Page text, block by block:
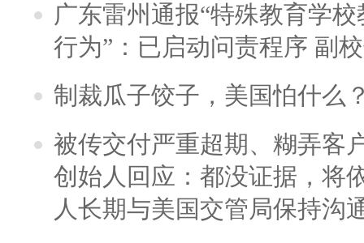
广东雷州通报“特殊教育学
行为”：已启动问责程序 副
制裁瓜子饺子，美国怕什么
被传交付严重超期、糊弄客
创始人回应：都没证据，将
人长期与美国交管局保持沟